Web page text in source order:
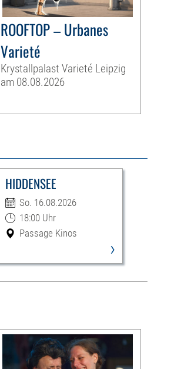
ROOFTOP – Urbanes
Varieté
Krystallpalast Varieté Leipzig
am 08.08.2026
HIDDENSEE
So. 16.08.2026
18:00 Uhr
Passage Kinos
›